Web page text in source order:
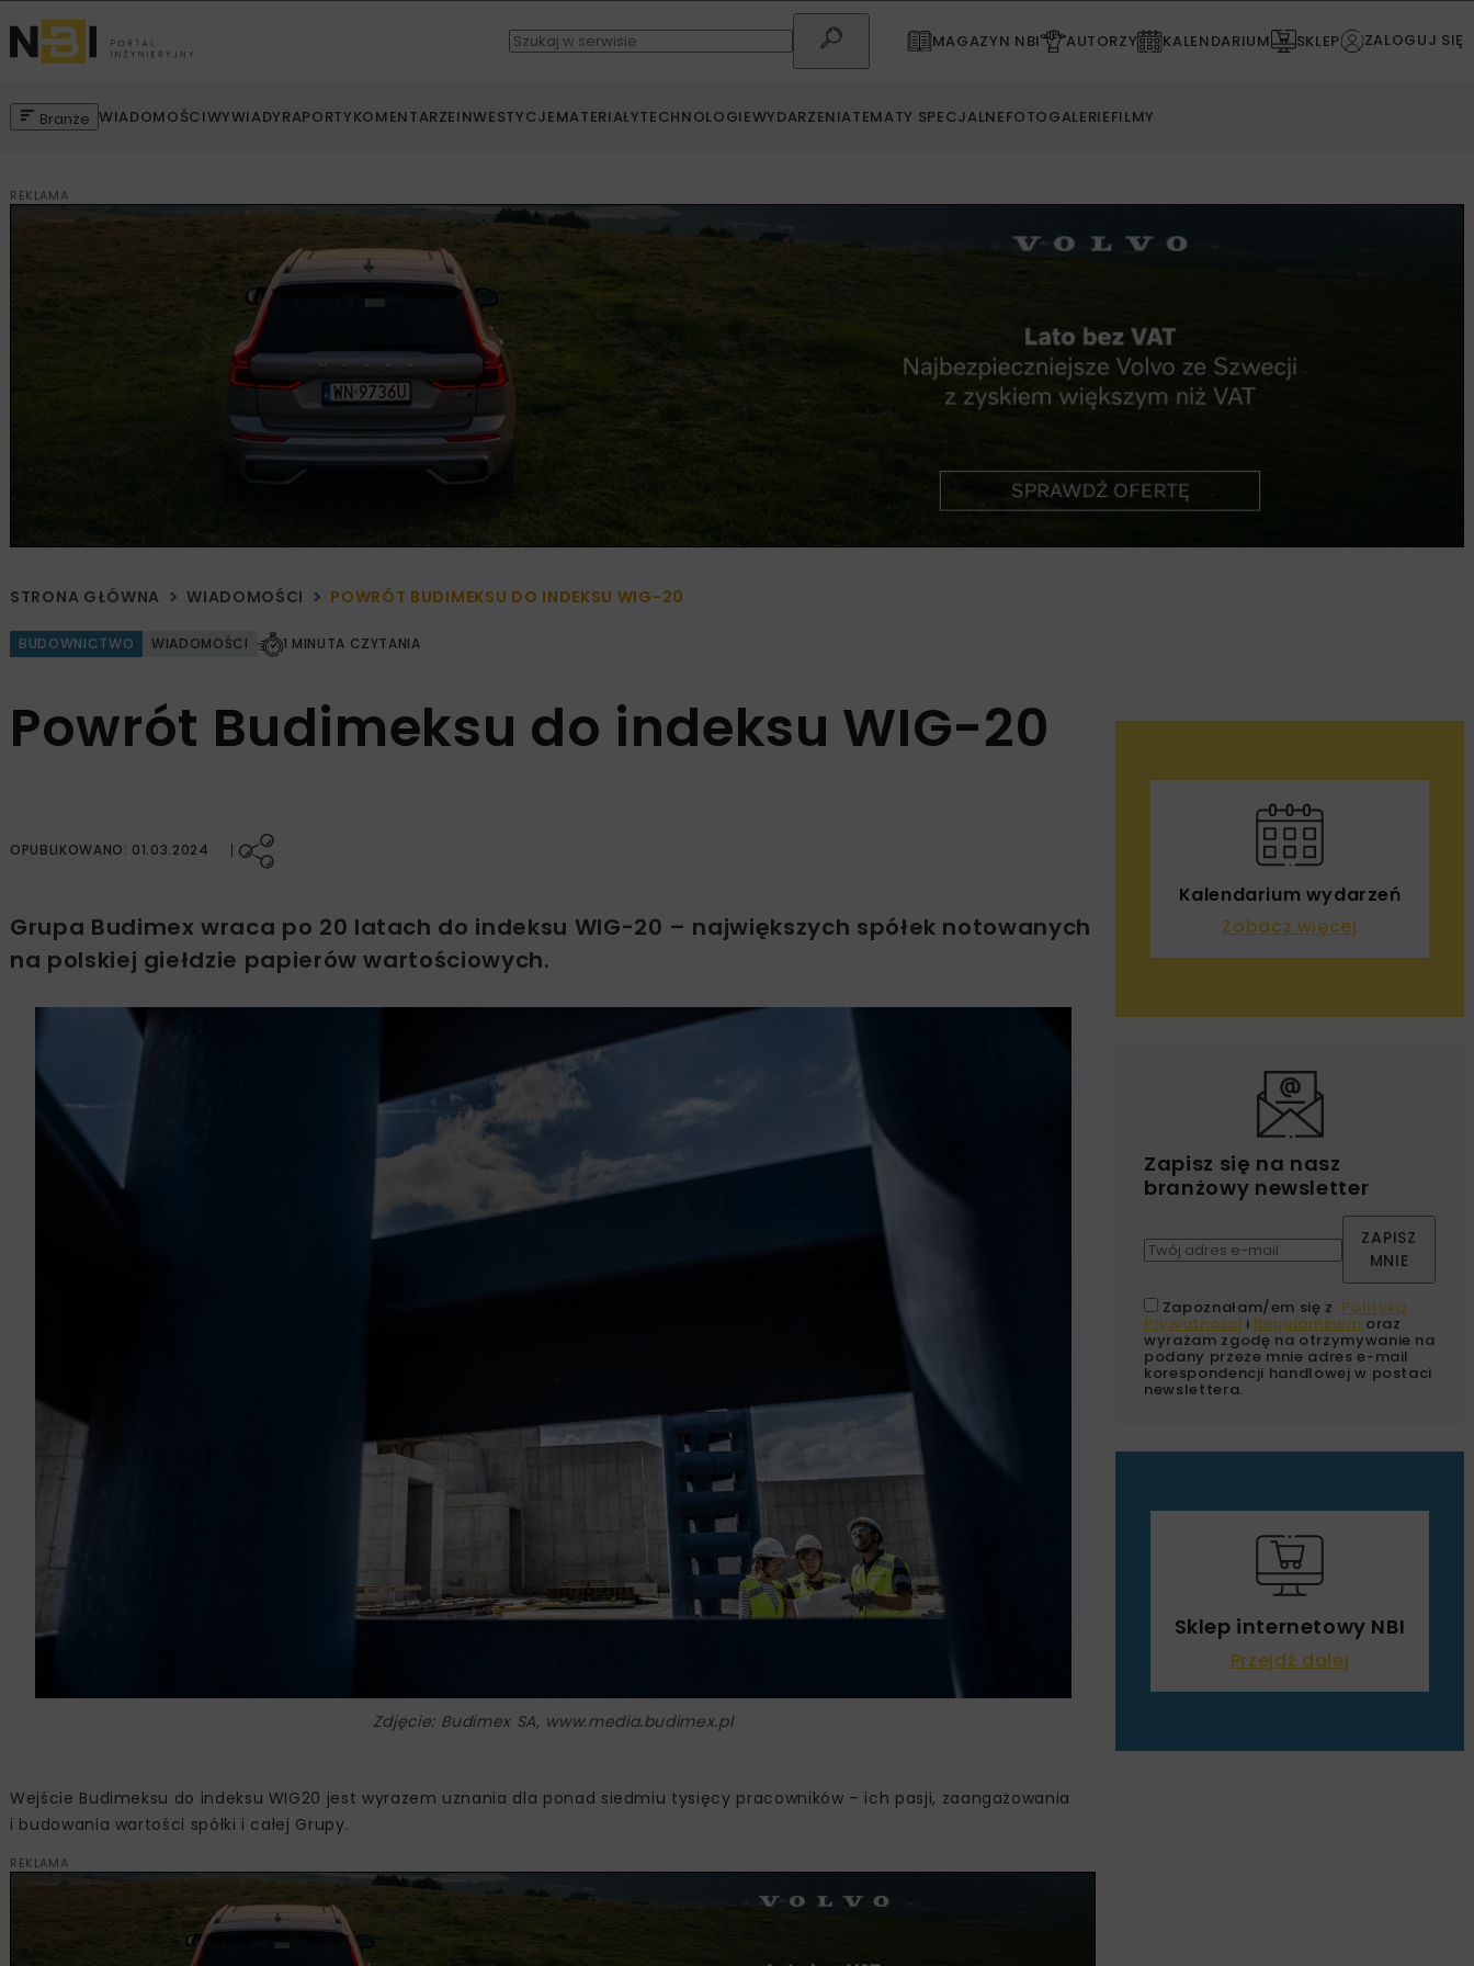
MAGAZYN NBI AUTORZY KALENDARIUM SKLEP ZALOGUJ SIĘ
Branże WIADOMOŚCIWYWIADYRAPORTYKOMENTARZEINWESTYCJEMATERIAŁYTECHNOLOGIEWYDARZENIATEMATY SPECJALNEFOTOGALERIEFILMY
REKLAMA
STRONA GŁÓWNA WIADOMOŚCI POWRÓT BUDIMEKSU DO INDEKSU WIG-20
BUDOWNICTWO WIADOMOŚCI 1 MINUTA CZYTANIA
Powrót Budimeksu do indeksu WIG-20
OPUBLIKOWANO: 01.03.2024
Grupa Budimex wraca po 20 latach do indeksu WIG-20 – największych spółek notowanych
na polskiej giełdzie papierów wartościowych.
Zdjęcie: Budimex SA, www.media.budimex.pl
Wejście Budimeksu do indeksu WIG20 jest wyrazem uznania dla ponad siedmiu tysięcy pracowników – ich pasji, zaangażowania
i budowania wartości spółki i całej Grupy.
REKLAMA
Kalendarium wydarzeń
Zobacz więcej
Zapisz się na nasz
branżowy newsletter
ZAPISZ
MNIE
Zapoznałam/em się z Polityką
Prywatności i Regulaminem oraz
wyrażam zgodę na otrzymywanie na
podany przeze mnie adres e-mail
korespondencji handlowej w postaci
newslettera.
Sklep internetowy NBI
Przejdź dalej